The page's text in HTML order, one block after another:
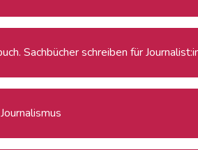
Sachbücher schreiben für